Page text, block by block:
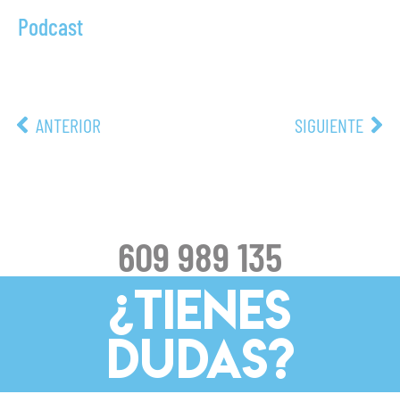
Podcast
ANTERIOR SIGUIENTE
609 989 135
¿TIENES
DUDAS?